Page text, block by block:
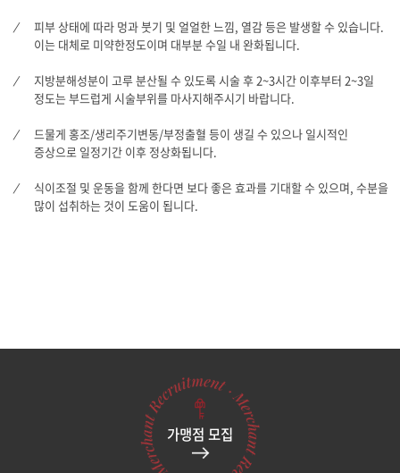
피부 상태에 따라 멍과 붓기 및 얼얼한 느낌, 열감 등은 발생할 수 있습니다.
이는 대체로 미약한정도이며 대부분 수일 내 완화됩니다.
지방분해성분이 고루 분산될 수 있도록 시술 후 2~3시간 이후부터 2~3일
정도는 부드럽게 시술부위를 마사지해주시기 바랍니다.
드물게 홍조/생리주기변동/부정출혈 등이 생길 수 있으나 일시적인
증상으로 일정기간 이후 정상화됩니다.
식이조절 및 운동을 함께 한다면 보다 좋은 효과를 기대할 수 있으며, 수분을
많이 섭취하는 것이 도움이 됩니다.
가맹점 모집